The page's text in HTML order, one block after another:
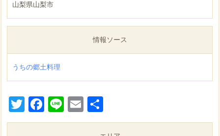
山梨県山梨市
情報ソース
うちの郷土料理
TwitterFacebook
LineEmail
有